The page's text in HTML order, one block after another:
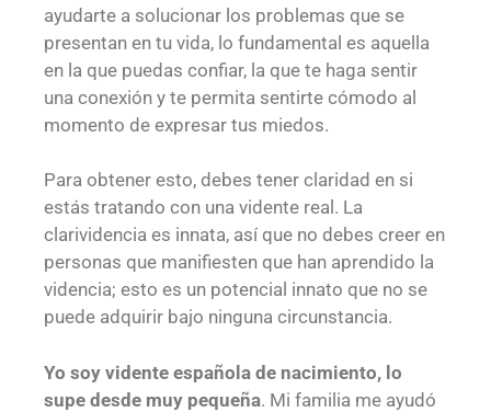
ayudarte a solucionar los problemas que se
presentan en tu vida, lo fundamental es aquella
en la que puedas confiar, la que te haga sentir
una conexión y te permita sentirte cómodo al
momento de expresar tus miedos.
Para obtener esto, debes tener claridad en si
estás tratando con una vidente real. La
clarividencia es innata, así que no debes creer en
personas que manifiesten que han aprendido la
videncia; esto es un potencial innato que no se
puede adquirir bajo ninguna circunstancia.
Yo soy vidente española de nacimiento, lo
supe desde muy pequeña. Mi familia me ayudó